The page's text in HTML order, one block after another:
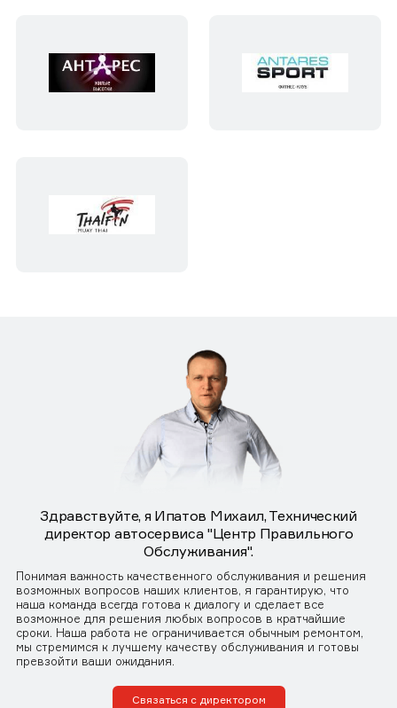
Здравствуйте, я Ипатов Михаил, Технический
директор автосервиса "Центр Правильного
Обслуживания".
Понимая важность качественного обслуживания и решения
возможных вопросов наших клиентов, я гарантирую, что
наша команда всегда готова к диалогу и сделает все
возможное для решения любых вопросов в кратчайшие
сроки. Наша работа не ограничивается обычным ремонтом,
мы стремимся к лучшему качеству обслуживания и готовы
превзойти ваши ожидания.
Связаться с директором